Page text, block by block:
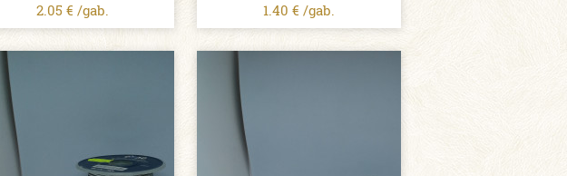
2.05 € /gab.
1.40 € /gab.